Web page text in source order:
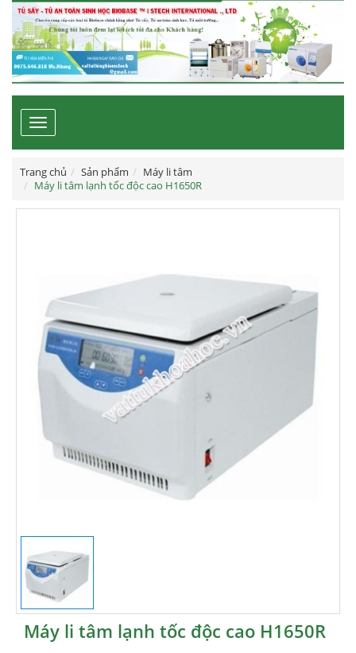
Toggle
navigation
Trang chủ Sản phẩm
Máy li tâm
Máy li tâm lạnh tốc độc cao H1650R
Máy li tâm lạnh tốc độc cao H1650R